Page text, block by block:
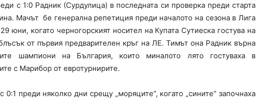
с 1:0 Радник (Сурдулица) в последната си проверка преди старта
Мачът бе генерална репетиция преди началото на сезона в Лига
юни, когато черногорският носител на Купата Сутиеска гостува на
от първия предварителен кръг на ЛЕ. Тимът она Радник върна
шампиони на България, които миналото лято гостуваха в
с Марибор от евротурнирите.
с 0:1 преди няколко дни срещу „моряците“, когато „сините“ започнаха